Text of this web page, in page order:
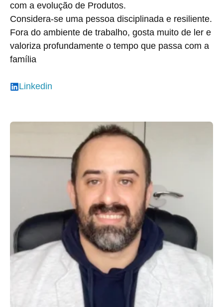
com a evolução de Produtos.
Considera-se uma pessoa disciplinada e resiliente.
Fora do ambiente de trabalho, gosta muito de ler e
valoriza profundamente o tempo que passa com a
família
Linkedin